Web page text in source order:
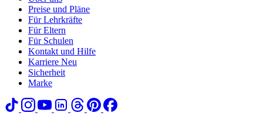
Preise und Pläne
Für Lehrkräfte
Für Eltern
Für Schulen
Kontakt und Hilfe
Karriere Neu
Sicherheit
Marke